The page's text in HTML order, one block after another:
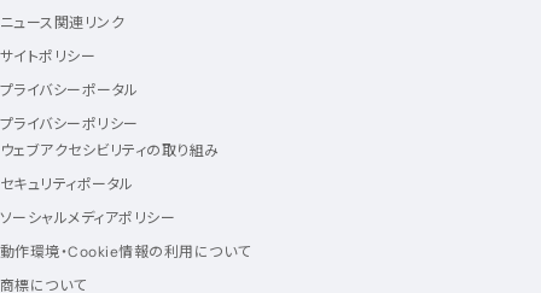
ニュース関連リンク
サイトポリシー
プライバシーポータル
プライバシーポリシー
ウェブアクセシビリティの取り組み
セキュリティポータル
ソーシャルメディアポリシー
動作環境・Cookie情報の利用について
商標について